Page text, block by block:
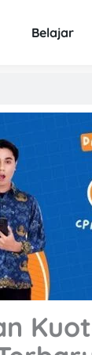
Belajar